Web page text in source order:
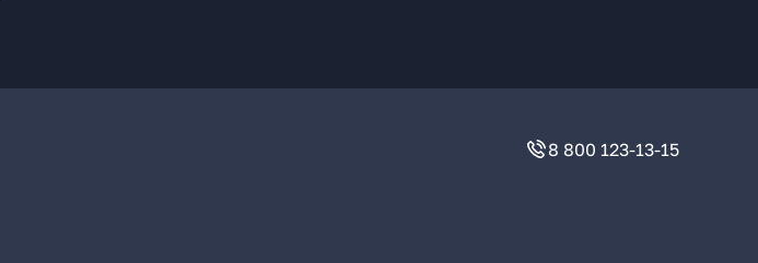
8 800 123-13-15